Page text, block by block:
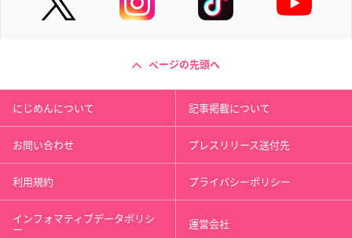
ページの先頭へ
にじめんについて 記事掲載について
お問い合わせ プレスリリース送付先
利用規約 プライバシーポリシー
インフォマティブデータポリシ
ー 運営会社